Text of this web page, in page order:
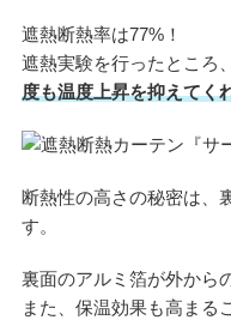
遮熱断熱率は77%！
遮熱実験を行ったところ
度も温度上昇を抑えてく
断熱性の高さの秘密は、
す。
裏面のアルミ箔が外から
また、保温効果も高まる